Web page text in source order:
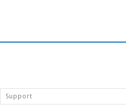
Support